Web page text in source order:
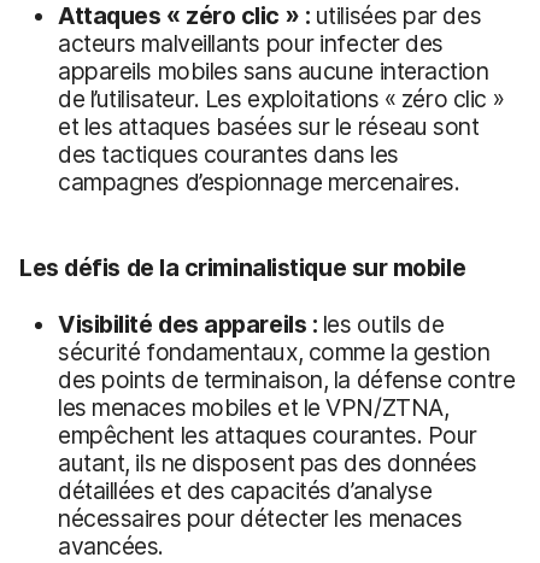
Attaques « zéro clic » : utilisées par des
acteurs malveillants pour infecter des
appareils mobiles sans aucune interaction
de l’utilisateur. Les exploitations « zéro clic »
et les attaques basées sur le réseau sont
des tactiques courantes dans les
campagnes d’espionnage mercenaires.
Les défis de la criminalistique sur mobile
Visibilité des appareils : les outils de
sécurité fondamentaux, comme la gestion
des points de terminaison, la défense contre
les menaces mobiles et le VPN/ZTNA,
empêchent les attaques courantes. Pour
autant, ils ne disposent pas des données
détaillées et des capacités d’analyse
nécessaires pour détecter les menaces
avancées.